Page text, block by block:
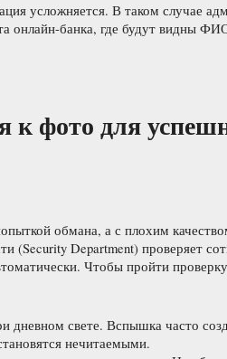
усложняется. В таком случае
онлайн-банка, где будут видны
к фото для
обмана, а с плохим
(Security Department) проверяет
Чтобы пройти
дневном свете. Вспышка часто
нечитаемыми.